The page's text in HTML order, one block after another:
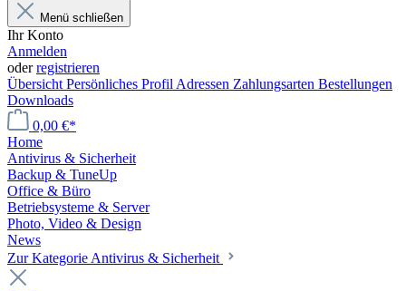
Menü schließen
Ihr Konto
Anmelden
oderregistrieren
Übersicht Persönliches Profil Adressen Zahlungsarten Bestellungen
Downloads
0,00 €*
Home
Antivirus & Sicherheit
Backup & TuneUp
Office & Büro
Betriebsysteme & Server
Photo, Video & Design
News
Zur Kategorie Antivirus & Sicherheit